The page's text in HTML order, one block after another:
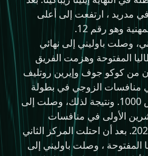
مدريد ، ارتفعت إلى أعلى
وهو رقم 12.
وصلت باوليني إلى نهائي
المفتوحة وهزمت الفريق
من كوكو جوف وإيرين روتليف
منافسات الزوجي في بطولة
رابطة محترفات التنس 1000. ونتيجة لذلك، وصلت إلى
الأولى في منافسات
الزوجي في 20 مايو 2024. بعد أن احتلت المركز الثاني
، وصلت باوليني إلى